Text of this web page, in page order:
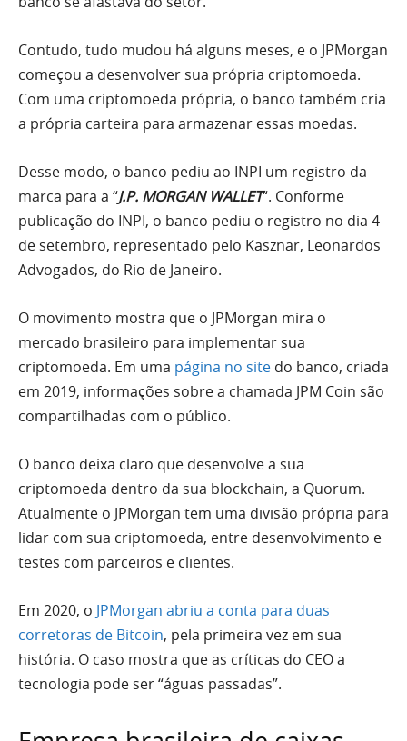
Contudo, tudo mudou há alguns meses, e o JPMorgan
começou a desenvolver sua própria criptomoeda.
Com uma criptomoeda própria, o banco também cria
a própria carteira para armazenar essas moedas.
Desse modo, o banco pediu ao INPI um registro da
marca para a “J.P. MORGAN WALLET“. Conforme
publicação do INPI, o banco pediu o registro no dia 4
de setembro, representado pelo Kasznar, Leonardos
Advogados, do Rio de Janeiro.
O movimento mostra que o JPMorgan mira o
mercado brasileiro para implementar sua
criptomoeda. Em uma página no site do banco, criada
em 2019, informações sobre a chamada JPM Coin são
compartilhadas com o público.
O banco deixa claro que desenvolve a sua
criptomoeda dentro da sua blockchain, a Quorum.
Atualmente o JPMorgan tem uma divisão própria para
lidar com sua criptomoeda, entre desenvolvimento e
testes com parceiros e clientes.
Em 2020, o JPMorgan abriu a conta para duas
corretoras de Bitcoin, pela primeira vez em sua
história. O caso mostra que as críticas do CEO a
tecnologia pode ser “águas passadas”.